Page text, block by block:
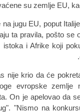
su zemlje EU,
na jugu EU, poput
ta pravila, pošto se
istoka i Afrike koji
nije krio da će
evropske zemlje
On je apelovao da
"Nismo na